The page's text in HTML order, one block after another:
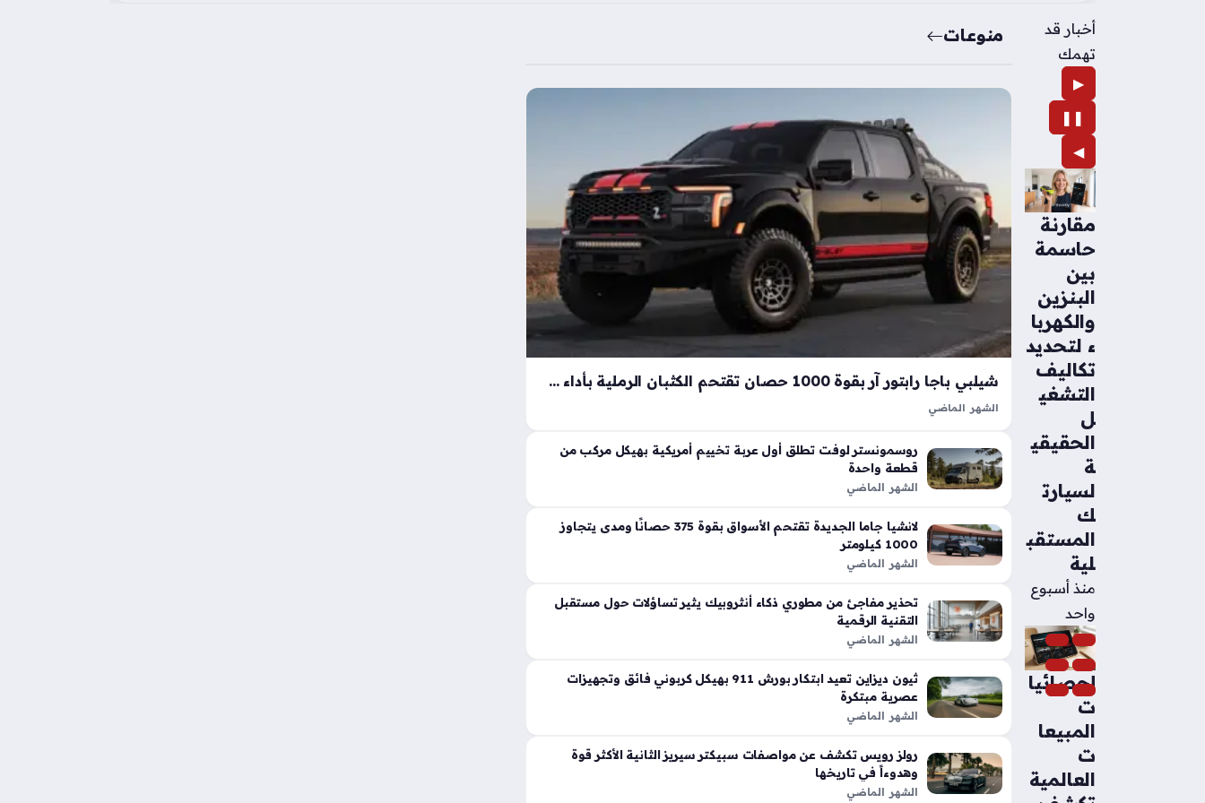
أخبار قد
تهمك
▶
❚❚
◀
مقارنة
حاسمة
بين
البنزين
والكهربا
ء لتحديد
تكاليف
التشغي
ل
الحقيقي
ة
لسيارت
ك
المستقب
لية
منذ أسبوع
واحد
إحصائيا
ت
المبيعا
ت
العالمية
منوعات
شيلبي باجا رابتور آر بقوة 1000 حصان تقتحم الكثبان الرملية بأداء خارق
الشهر الماضي
الأداء التقليدية في شاحنات البيك أب، إذ ارتقت بهذه الفئة إلى مستويات غير مسبوقة
بفضل تعديلات…
روسمونستر لوفت تطلق أول عربة تخييم أمريكية بهيكل مركب من
قطعة واحدة
الشهر الماضي
لانشيا جاما الجديدة تقتحم الأسواق بقوة 375 حصانًا ومدى يتجاوز
1000 كيلومتر
الشهر الماضي
تحذير مفاجئ من مطوري ذكاء أنثروبيك يثير تساؤلات حول مستقبل
التقنية الرقمية
الشهر الماضي
ثيون ديزاين تعيد ابتكار بورش 911 بهيكل كربوني فائق وتجهيزات
عصرية مبتكرة
الشهر الماضي
رولز رويس تكشف عن مواصفات سبيكتر سيريز الثانية الأكثر قوة
وهدوءاً في تاريخها
الشهر الماضي